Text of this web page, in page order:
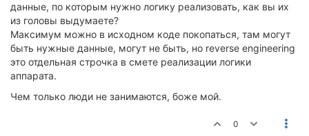
данные, по которым нужно логику реализовать, как вы их
из головы выдумаете?
Максимум можно в исходном коде покопаться, там могут
быть нужные данные, могут не быть, но reverse engineering
это отдельная строчка в смете реализации логики
аппарата.
Чем только люди не занимаются, боже мой.
0